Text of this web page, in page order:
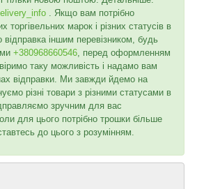
. Якщо вам потрібно
торгівельних марок і різних статусів в
іншим перевізником, будь
+380968660546 , перед оформленням
таку можливість і надамо вам
відправки. Ми завжди йдемо на
різні товари з різними статусами в
зручним для вас
для цього потрібно трошки більше
до цього з розумінням.